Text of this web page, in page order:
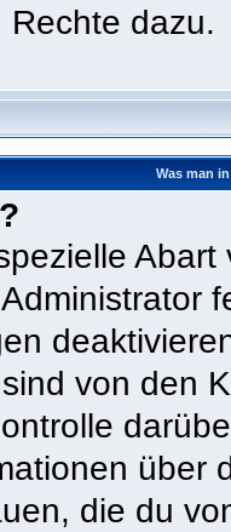
Rechte dazu.
Was man
von den
über
die du